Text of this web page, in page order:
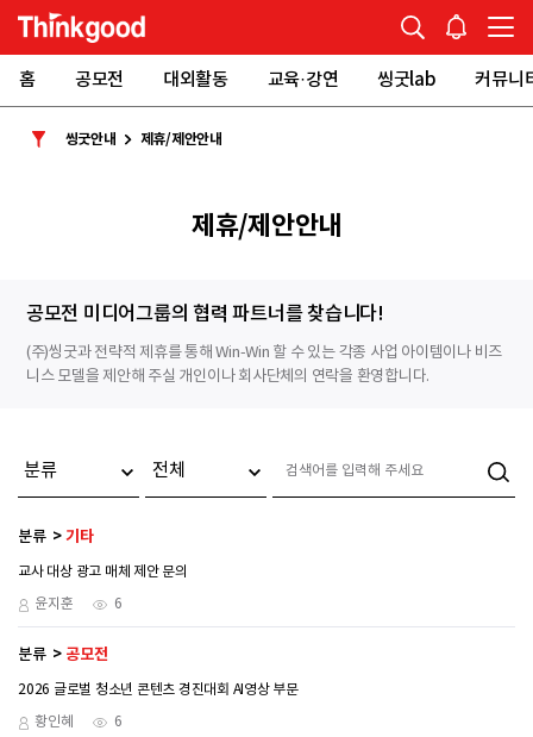
홈 공모전 대외활동 교육·강연 씽굿lab 커뮤니
씽굿안내 제휴/제안안내
제휴/제안안내
공모전 미디어그룹의 협력 파트너를 찾습니다!
(주)씽굿과 전략적 제휴를 통해 Win-Win 할 수 있는 각종 사업 아이템이나 비즈
니스 모델을 제안해 주실 개인이나 회사단체의 연락을 환영합니다.
분류 기타
교사 대상 광고 매체 제안 문의
윤지훈 6
분류 공모전
2026 글로벌 청소년 콘텐츠 경진대회 AI영상 부문
황인혜 6